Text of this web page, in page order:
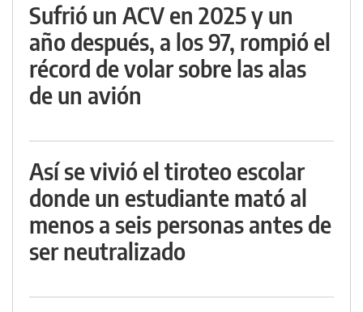
Sufrió un ACV en 2025 y un
año después, a los 97, rompió el
récord de volar sobre las alas
de un avión
Así se vivió el tiroteo escolar
donde un estudiante mató al
menos a seis personas antes de
ser neutralizado